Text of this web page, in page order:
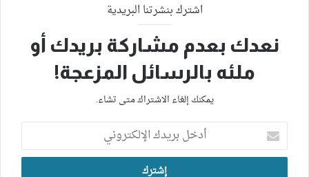
اشترك بنشرتنا البريدية
نعدك بعدم مشاركة بريدك أو
ملئه بالرسائل المزعجة!
يمكنك إلغاء الاشتراك متى تشاء.
أدخل
بريدك
الإلكتروني